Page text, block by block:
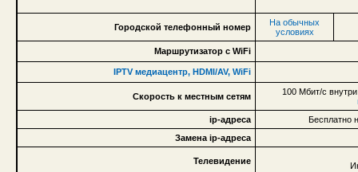
Городской телефонный номер
На обычных
условиях
Маршрутизатор с WiFi
IPTV медиацентр, HDMI/AV, WiFi
Скорость к местным сетям
100 Мбит/с
ip-адреса
Бесплатно
Замена ip-адреса
Телевидение